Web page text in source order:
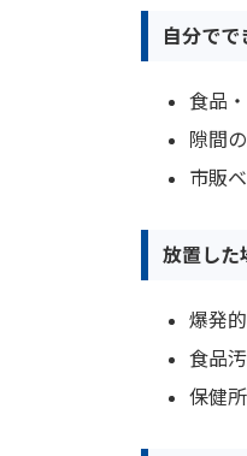
自分でで
食品
隙間
市販
放置した
爆発
食品
保健